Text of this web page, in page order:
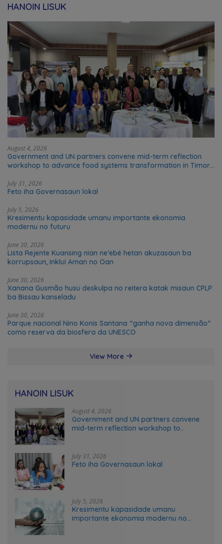
HANOIN LISUK
August 4, 2026
Government and UN partners convene mid-term reflection
workshop to advance food systems transformation in Timor-
July 31, 2026
Feto iha Governasaun lokal
July 5, 2026
Kresimentu kapasidade umanu importante ekonomia
modernu no futuru
June 30, 2026
Lista Rejente Kuansing nian ne’ebé hetan akuzasaun ba
korrupsaun, inklui Aman no Oan
June 30, 2026
Xanana Gusmão husu deskulpa no reitera katak misaun CPLP
ba Bissau kanseladu
June 30, 2026
Parque nacional Nino Konis Santana “ganha nova dimensão”
como reserva da biosfera da UNESCO
View More
HANOIN LISUK
August 4, 2026
Government and UN partners convene
mid-term reflection workshop to
July 31, 2026
Feto iha Governasaun lokal
July 5, 2026
Kresimentu kapasidade umanu
importante ekonomia modernu no